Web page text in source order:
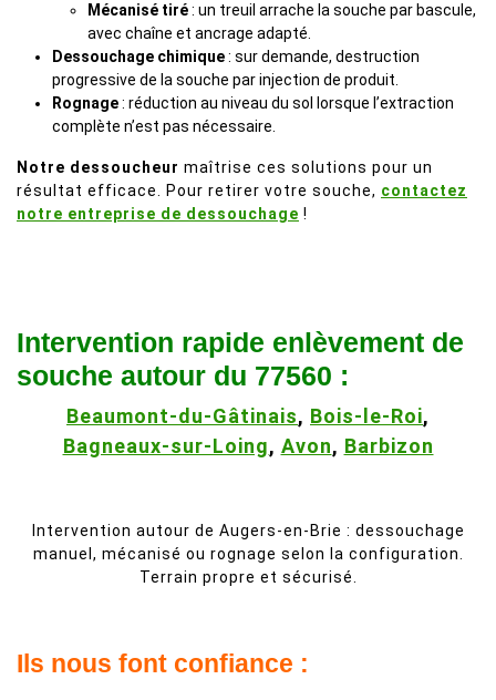
Mécanisé tiré: un treuil arrache la souche par bascule,
avec chaîne et ancrage adapté.
Dessouchage chimique: sur demande, destruction
progressive de la souche par injection de produit.
Rognage: réduction au niveau du sol lorsque l’extraction
complète n’est pas nécessaire.
Notre dessoucheur maîtrise ces solutions pour un
résultat efficace. Pour retirer votre souche, contactez
notre entreprise de dessouchage !
Intervention rapide enlèvement de
souche autour du 77560 :
Beaumont-du-Gâtinais, Bois-le-Roi,
Bagneaux-sur-Loing, Avon, Barbizon
Intervention autour de Augers-en-Brie : dessouchage
manuel, mécanisé ou rognage selon la configuration.
Terrain propre et sécurisé.
Ils nous font confiance :